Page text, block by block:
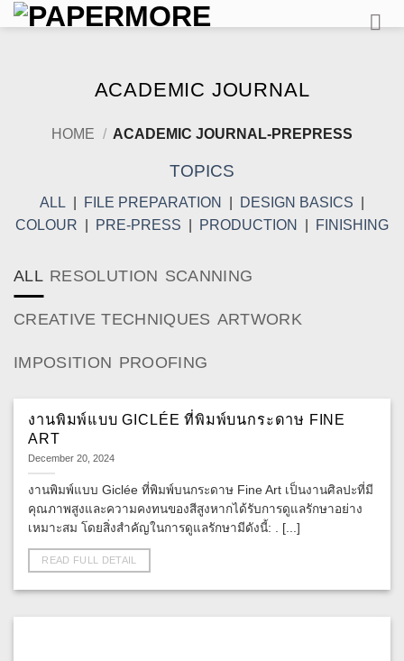
Skip
ACADEMIC JOURNAL
HOME / ACADEMIC JOURNAL-PREPRESS
TOPICS
ALL FILE PREPARATION DESIGN BASICS
COLOUR
PRE-PRESS PRODUCTION FINISHING
ALL RESOLUTION SCANNING
CREATIVE TECHNIQUES ARTWORK
IMPOSITION PROOFING
งานพิมพ์แบบ GICLÉE ที่พิมพ์บนกระดาษ FINE
ART
December 20, 2024
งานพิมพ์แบบ Giclée ที่พิมพ์บนกระดาษ Fine Art เป็นงานศิลปะที่มี
คุณภาพสูงและความคงทนของสีสูงหากได้รับการดูแลรักษาอย่าง
เหมาะสม โดยสิ่งสำคัญในการดูแลรักษามีดังนี้: . [...]
READ FULL DETAIL